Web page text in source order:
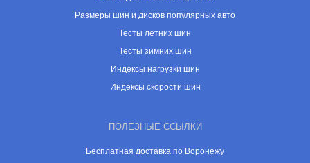
Размеры шин и дисков популярных авто
Тесты летних шин
Тесты зимних шин
Индексы нагрузки шин
Индексы скорости шин
ПОЛЕЗНЫЕ ССЫЛКИ
Бесплатная доставка по Воронежу